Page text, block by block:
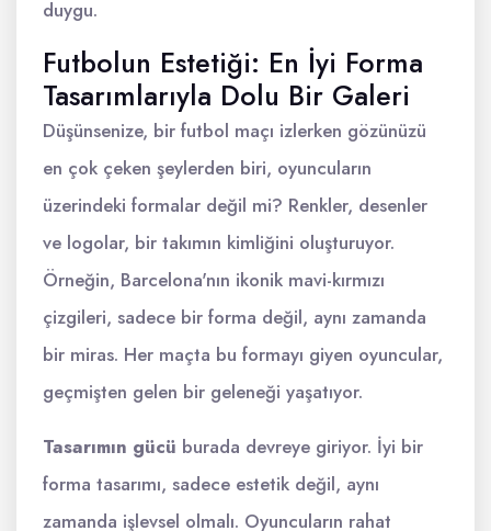
duygu.
Futbolun Estetiği: En İyi Forma
Tasarımlarıyla Dolu Bir Galeri
Düşünsenize, bir futbol maçı izlerken gözünüzü
en çok çeken şeylerden biri, oyuncuların
üzerindeki formalar değil mi? Renkler, desenler
ve logolar, bir takımın kimliğini oluşturuyor.
Örneğin, Barcelona'nın ikonik mavi-kırmızı
çizgileri, sadece bir forma değil, aynı zamanda
bir miras. Her maçta bu formayı giyen oyuncular,
geçmişten gelen bir geleneği yaşatıyor.
Tasarımın gücü burada devreye giriyor. İyi bir
forma tasarımı, sadece estetik değil, aynı
zamanda işlevsel olmalı. Oyuncuların rahat